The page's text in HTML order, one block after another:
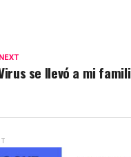
se llevó a mi